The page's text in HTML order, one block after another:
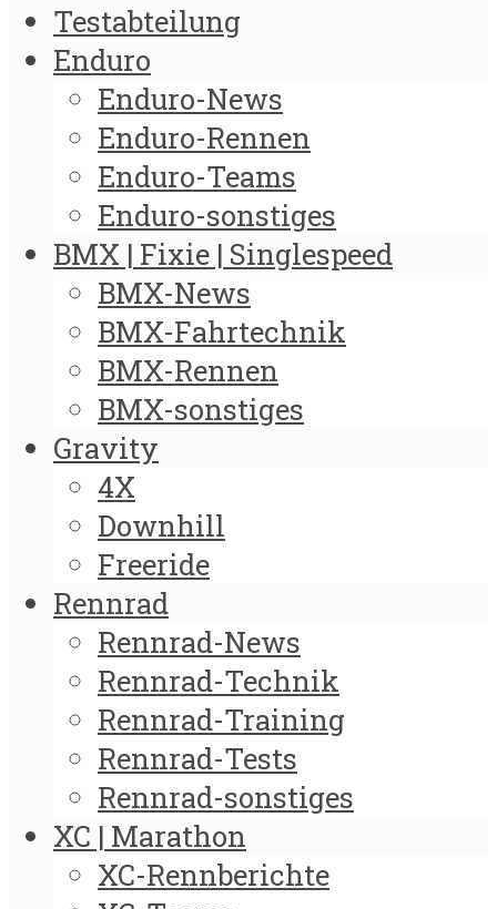
Testabteilung
Enduro
Enduro-News
Enduro-Rennen
Enduro-Teams
Enduro-sonstiges
BMX | Fixie | Singlespeed
BMX-News
BMX-Fahrtechnik
BMX-Rennen
BMX-sonstiges
Gravity
4X
Downhill
Freeride
Rennrad
Rennrad-News
Rennrad-Technik
Rennrad-Training
Rennrad-Tests
Rennrad-sonstiges
XC | Marathon
XC-Rennberichte